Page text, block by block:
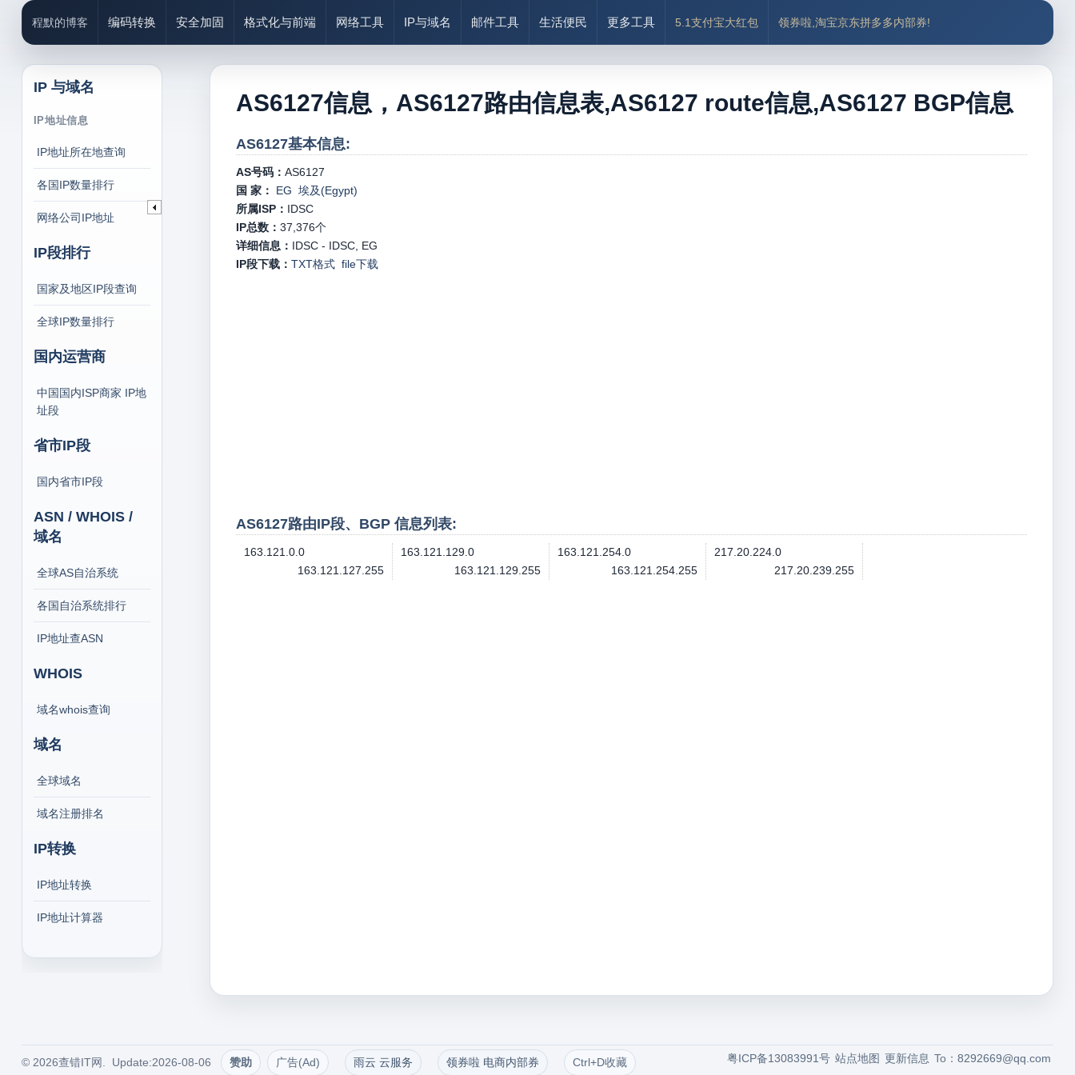
程默的博客 编码转换 安全加固 格式化与前端 网络工具 IP与域名 邮件工具 生活便民 更多工具 5.1支付宝大红包 领券啦,淘宝京东拼多多内部券!
IP 与域名
IP地址信息
IP地址所在地查询
各国IP数量排行
网络公司IP地址
IP段排行
国家及地区IP段查询
全球IP数量排行
国内运营商
中国国内ISP商家 IP地
址段
省市IP段
国内省市IP段
ASN / WHOIS /
域名
全球AS自治系统
各国自治系统排行
IP地址查ASN
WHOIS
域名whois查询
域名
全球域名
域名注册排名
IP转换
IP地址转换
IP地址计算器
AS6127信息，AS6127路由信息表,AS6127 route信息,AS6127 BGP信息
AS6127基本信息:
AS号码： AS6127
国 家：
EG 埃及(Egypt)
所属ISP： IDSC
IP总数： 37,376个
详细信息： IDSC - IDSC, EG
IP段下载： TXT格式 file下载
AS6127路由IP段、BGP 信息列表:
163.121.0.0
163.121.127.255
163.121.129.0
163.121.129.255
163.121.254.0
163.121.254.255
217.20.224.0
217.20.239.255
© 2026查错IT网. Update:2026-08-06 赞助 广告(Ad) 雨云 云服务 领券啦 电商内部券 Ctrl+D收藏 To：8292669@qq.com
更新信息
站点地图
粤ICP备13083991号